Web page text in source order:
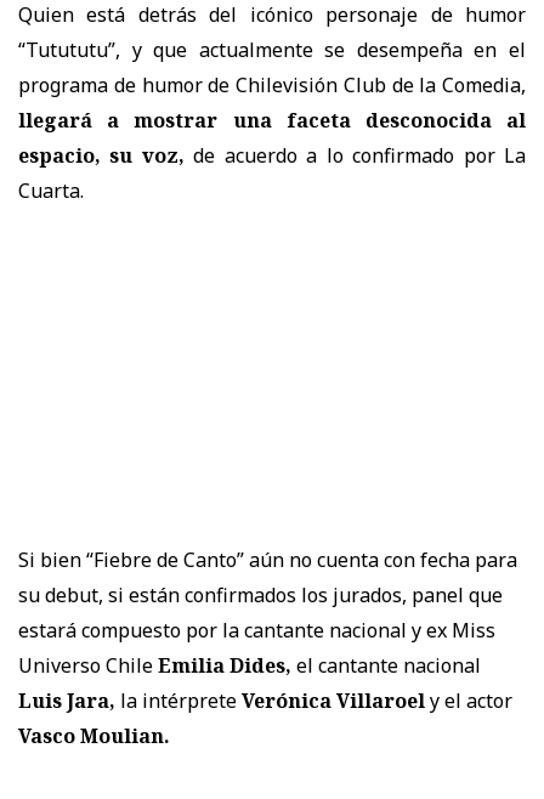
Quien está detrás del icónico personaje de humor
“Tutututu”, y que actualmente se desempeña en el
programa de humor de Chilevisión Club de la Comedia,
llegará a mostrar una faceta desconocida al
espacio, su voz,de acuerdo a lo confirmado por La
Cuarta.
Si bien “Fiebre de Canto” aún no cuenta con fecha para
su debut, si están confirmados los jurados, panel que
estará compuesto por la cantante nacional y ex Miss
Universo ChileEmilia Dides, el cantante nacional
Luis Jara, la intérpreteVerónica Villaroely el actor
Vasco Moulian.